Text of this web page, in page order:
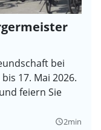
bei
17. Mai 2026.
feiern Sie
query_builder2min